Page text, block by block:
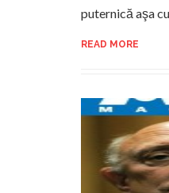
puternică aşa
READ MORE